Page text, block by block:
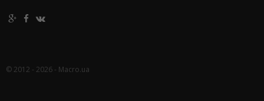
© 2012 - 2026 - Macro.ua